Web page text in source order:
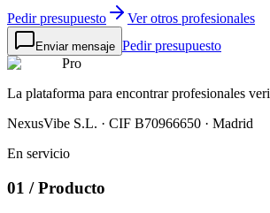
Pedir presupuesto Ver otros profesionales
Enviar mensaje Pedir presupuesto
Pro
La plataforma para encontrar profesionales
NexusVibe S.L. · CIF B70966650 · Madrid
En servicio
01 / Producto